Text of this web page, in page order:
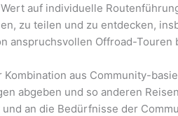
auf individuelle
zu teilen und zu entdecken,
anspruchsvollen Offroad-
aus Community-
abgeben und so anderen
an die Bedürfnisse der